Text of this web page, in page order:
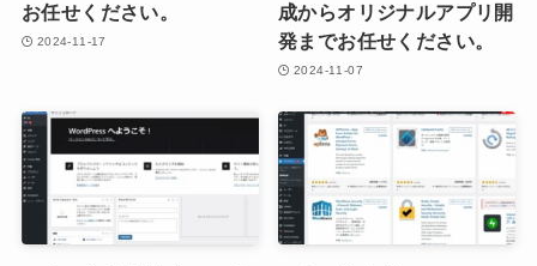
お任せください。
2024-11-17
成からオリジナルアプリ開
発までお任せください。
2024-11-07